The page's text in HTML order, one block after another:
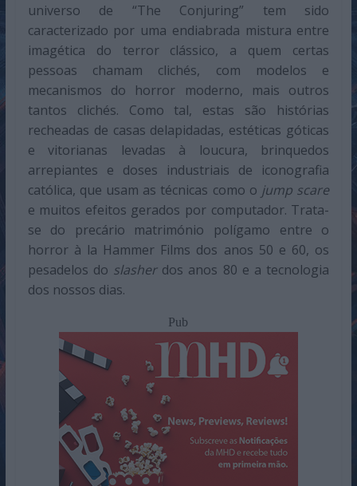
universo de “The Conjuring” tem sido
caracterizado por uma endiabrada mistura entre
imagética do terror clássico, a quem certas
pessoas chamam clichés, com modelos e
mecanismos do horror moderno, mais outros
tantos clichés. Como tal, estas são histórias
recheadas de casas delapidadas, estéticas góticas
e vitorianas levadas à loucura, brinquedos
arrepiantes e doses industriais de iconografia
católica, que usam as técnicas como o jump scare
e muitos efeitos gerados por computador. Trata-
se do precário matrimónio polígamo entre o
horror à la Hammer Films dos anos 50 e 60, os
pesadelos do slasherdos anos 80 e a tecnologia
dos nossos dias.
Pub